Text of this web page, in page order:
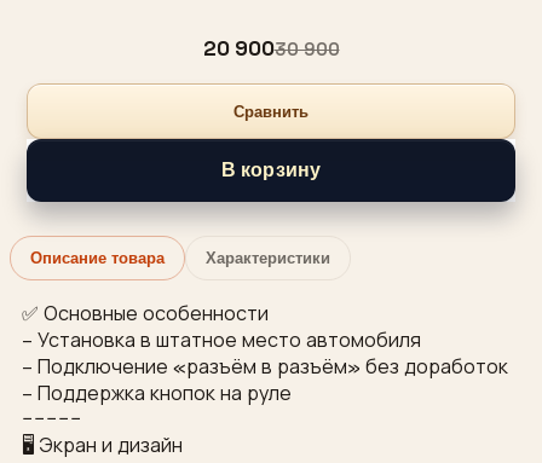
20 90030 900
Сравнить
В корзину
Описание товара Характеристики
✅ Основные особенности
– Установка в штатное место автомобиля
– Подключение «разъём в разъём» без доработок
– Поддержка кнопок на руле
−−−−−
🖥 Экран и дизайн